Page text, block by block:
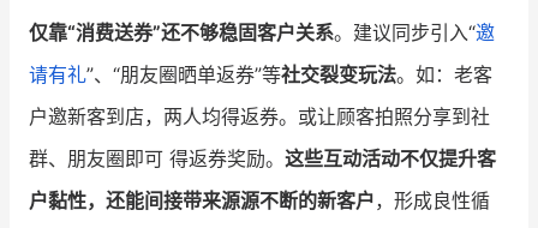
仅靠“消费送券”还不够稳固客户关系。建议同步引入“邀
请有礼”、“朋友圈晒单返券”等社交裂变玩法。如：老客
户邀新客到店，两人均得返券。或让顾客拍照分享到社
群、朋友圈即可 得返券奖励。 这些互动活动不仅提升客
户黏性，还能间接带来源源不断的新客户，形成良性循